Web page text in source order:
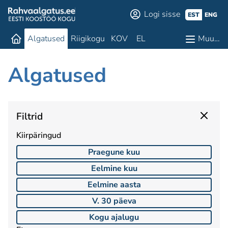
Logi sisse EST ENG
Algatused Riigikogu KOV EL Muu…
Algatused
Filtrid
Kiirpäringud
Praegune kuu
Eelmine kuu
Eelmine aasta
V. 30 päeva
Kogu ajalugu